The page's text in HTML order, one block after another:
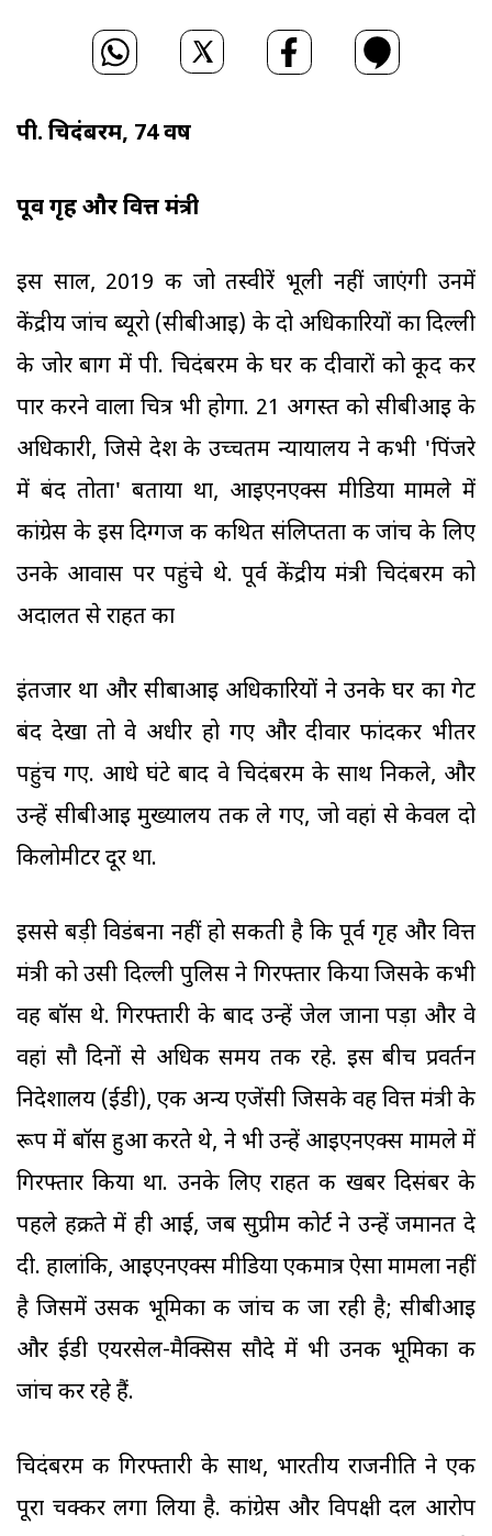
पी. चिदंबरम, 74 वर्ष
पूर्व गृह और वित्त मंत्री
इस साल, 2019 की जो तस्वीरें भूली नहीं जाएंगी उनमें
केंद्रीय जांच ब्यूरो (सीबीआइ) के दो अधिकारियों का दिल्ली
के जोर बाग में पी. चिदंबरम के घर की दीवारों को कूद कर
पार करने वाला चित्र भी होगा. 21 अगस्त को सीबीआइ के
अधिकारी, जिसे देश के उच्चतम न्यायालय ने कभी 'पिंजरे
में बंद तोता' बताया था, आइएनएक्स मीडिया मामले में
कांग्रेस के इस दिग्गज की कथित संलिप्तता की जांच के लिए
उनके आवास पर पहुंचे थे. पूर्व केंद्रीय मंत्री चिदंबरम को
अदालत से राहत का
इंतजार था और सीबाआइ अधिकारियों ने उनके घर का गेट
बंद देखा तो वे अधीर हो गए और दीवार फांदकर भीतर
पहुंच गए. आधे घंटे बाद वे चिदंबरम के साथ निकले, और
उन्हें सीबीआइ मुख्यालय तक ले गए, जो वहां से केवल दो
किलोमीटर दूर था.
इससे बड़ी विडंबना नहीं हो सकती है कि पूर्व गृह और वित्त
मंत्री को उसी दिल्ली पुलिस ने गिरफ्तार किया जिसके कभी
वह बॉस थे. गिरफ्तारी के बाद उन्हें जेल जाना पड़ा और वे
वहां सौ दिनों से अधिक समय तक रहे. इस बीच प्रवर्तन
निदेशालय (ईडी), एक अन्य एजेंसी जिसके वह वित्त मंत्री के
रूप में बॉस हुआ करते थे, ने भी उन्हें आइएनएक्स मामले में
गिरफ्तार किया था. उनके लिए राहत की खबर दिसंबर के
पहले हक्रते में ही आई, जब सुप्रीम कोर्ट ने उन्हें जमानत दे
दी. हालांकि, आइएनएक्स मीडिया एकमात्र ऐसा मामला नहीं
है जिसमें उसकी भूमिका की जांच की जा रही है; सीबीआइ
और ईडी एयरसेल-मैक्सिस सौदे में भी उनकी भूमिका की
जांच कर रहे हैं.
चिदंबरम की गिरफ्तारी के साथ, भारतीय राजनीति ने एक
पूरा चक्कर लगा लिया है. कांग्रेस और विपक्षी दल आरोप